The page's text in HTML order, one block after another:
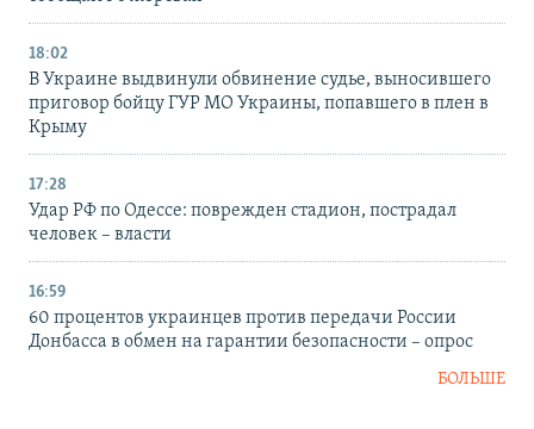
18:02
В Украине выдвинули обвинение судье, выносившего
приговор бойцу ГУР МО Украины, попавшего в плен в
Крыму
17:28
Удар РФ по Одессе: поврежден стадион, пострадал
человек – власти
16:59
60 процентов украинцев против передачи России
Донбасса в обмен на гарантии безопасности – опрос
БОЛЬШЕ